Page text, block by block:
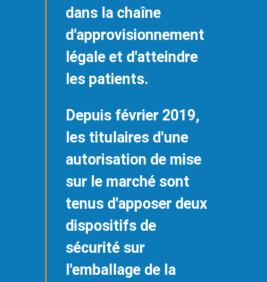
dans la chaîne
d'approvisionnement
légale et d'atteindre
les patients.
Depuis février 2019,
les titulaires d'une
autorisation de mise
sur le marché sont
tenus d'apposer deux
dispositifs de
sécurité sur
l'emballage de la